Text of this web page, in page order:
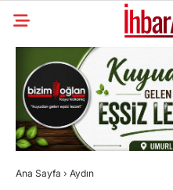
Ana Sayfa › Aydın